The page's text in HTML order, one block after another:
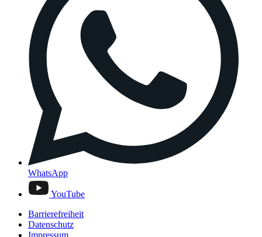
WhatsApp
YouTube
Barrierefreiheit
Datenschutz
Impressum